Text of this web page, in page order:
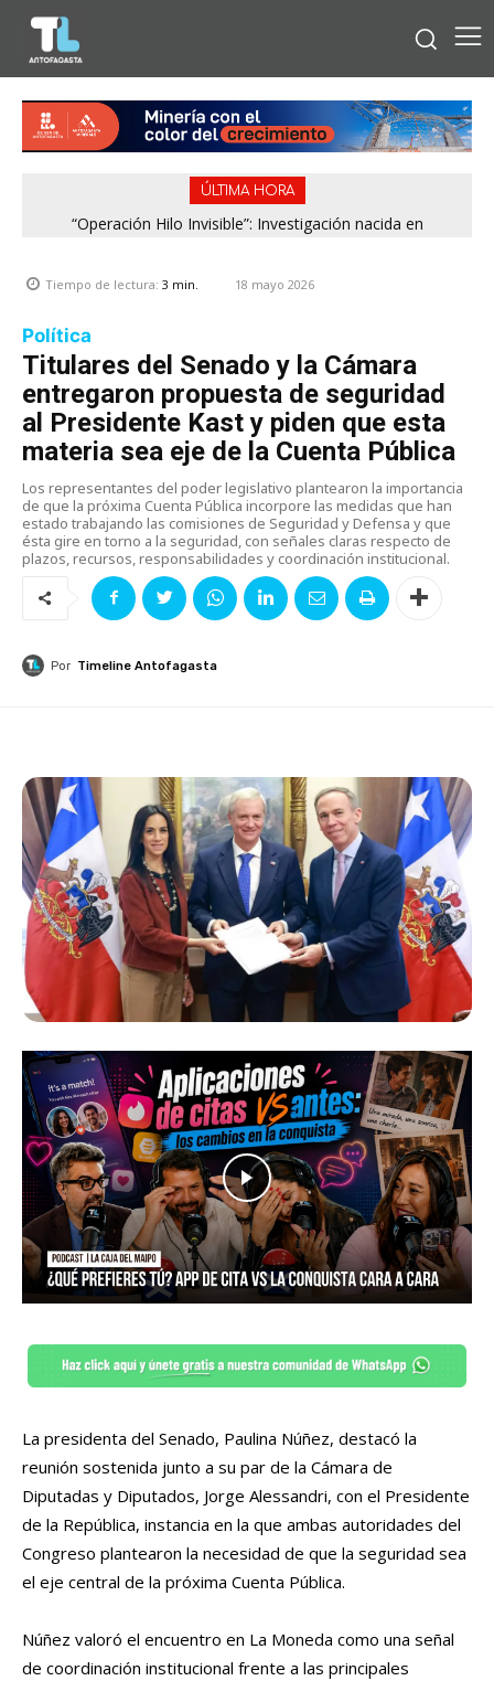
ÚLTIMA HORA
“Operación Hilo Invisible”: Investigación nacida en
Tiempo de lectura: 3 min. 18 mayo 2026
Política
Titulares del Senado y la Cámara
entregaron propuesta de seguridad
al Presidente Kast y piden que esta
materia sea eje de la Cuenta Pública
Los representantes del poder legislativo plantearon la importancia
de que la próxima Cuenta Pública incorpore las medidas que han
estado trabajando las comisiones de Seguridad y Defensa y que
ésta gire en torno a la seguridad, con señales claras respecto de
plazos, recursos, responsabilidades y coordinación institucional.
Por Timeline Antofagasta
La presidenta del Senado, Paulina Núñez, destacó la
reunión sostenida junto a su par de la Cámara de
Diputadas y Diputados, Jorge Alessandri, con el Presidente
de la República, instancia en la que ambas autoridades del
Congreso plantearon la necesidad de que la seguridad sea
el eje central de la próxima Cuenta Pública.
Núñez valoró el encuentro en La Moneda como una señal
de coordinación institucional frente a las principales